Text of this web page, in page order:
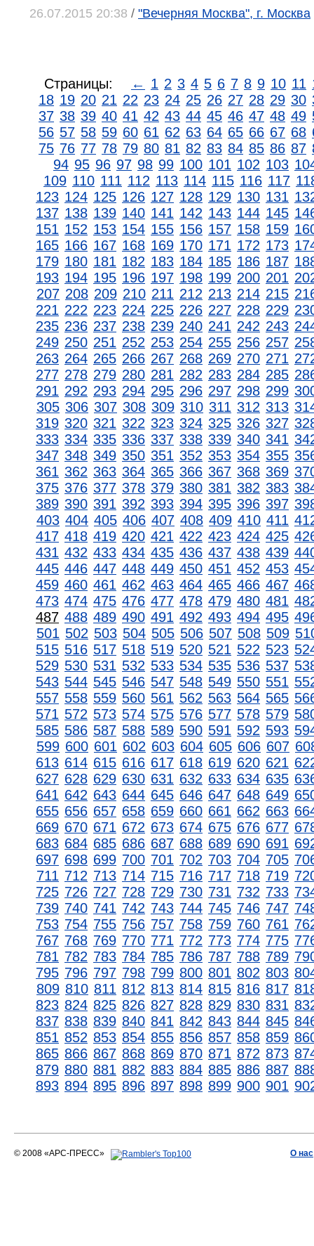
26.07.2015 20:38 / "Вечерняя Москва", г. Москва
Страницы: ← 1 2 3 4 5 6 7 8 9 10 11
18 19 20 21 22 23 24 25 26 27 28 29 30
37 38 39 40 41 42 43 44 45 46 47 48 49
56 57 58 59 60 61 62 63 64 65 66 67 68
75 76 77 78 79 80 81 82 83 84 85 86 87
94 95 96 97 98 99 100 101 102 103
109 110 111 112 113 114 115 116 117
123 124 125 126 127 128 129 130 131
137 138 139 140 141 142 143 144 145
151 152 153 154 155 156 157 158 159
165 166 167 168 169 170 171 172 173
179 180 181 182 183 184 185 186 187
193 194 195 196 197 198 199 200 201
207 208 209 210 211 212 213 214 215
221 222 223 224 225 226 227 228 229
235 236 237 238 239 240 241 242 243
249 250 251 252 253 254 255 256 257
263 264 265 266 267 268 269 270 271
277 278 279 280 281 282 283 284 285
291 292 293 294 295 296 297 298 299
305 306 307 308 309 310 311 312 313
319 320 321 322 323 324 325 326 327
333 334 335 336 337 338 339 340 341
347 348 349 350 351 352 353 354 355
361 362 363 364 365 366 367 368 369
375 376 377 378 379 380 381 382 383
389 390 391 392 393 394 395 396 397
403 404 405 406 407 408 409 410 411
417 418 419 420 421 422 423 424 425
431 432 433 434 435 436 437 438 439
445 446 447 448 449 450 451 452 453
459 460 461 462 463 464 465 466 467
473 474 475 476 477 478 479 480 481
487 488 489 490 491 492 493 494 495
501 502 503 504 505 506 507 508 509
515 516 517 518 519 520 521 522 523
529 530 531 532 533 534 535 536 537
543 544 545 546 547 548 549 550 551
557 558 559 560 561 562 563 564 565
571 572 573 574 575 576 577 578 579
585 586 587 588 589 590 591 592 593
599 600 601 602 603 604 605 606 607
613 614 615 616 617 618 619 620 621
627 628 629 630 631 632 633 634 635
641 642 643 644 645 646 647 648 649
655 656 657 658 659 660 661 662 663
669 670 671 672 673 674 675 676 677
683 684 685 686 687 688 689 690 691
697 698 699 700 701 702 703 704 705
711 712 713 714 715 716 717 718 719
725 726 727 728 729 730 731 732 733
739 740 741 742 743 744 745 746 747
753 754 755 756 757 758 759 760 761
767 768 769 770 771 772 773 774 775
781 782 783 784 785 786 787 788 789
795 796 797 798 799 800 801 802 803
809 810 811 812 813 814 815 816 817
823 824 825 826 827 828 829 830 831
837 838 839 840 841 842 843 844 845
851 852 853 854 855 856 857 858 859
865 866 867 868 869 870 871 872 873
879 880 881 882 883 884 885 886 887
893 894 895 896 897 898 899 900 901
© 2008 «АРС-ПРЕСС» О нас